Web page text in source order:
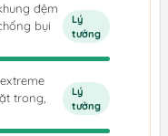
đệm
bụi
Lý
tưởng
trong,
Lý
tưởng